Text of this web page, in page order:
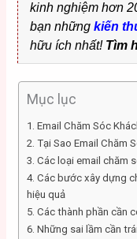
kinh nghiệm hơn
bạn nhữngkiến
hữu ích nhất! Tìm
Mục lục
1. Email Chăm Sóc
2. Tại Sao Email Chăm
3. Các loại email chăm
4. Các bước xây dựng
hiệu quả
5. Các thành phần cần
6. Những sai lầm cần